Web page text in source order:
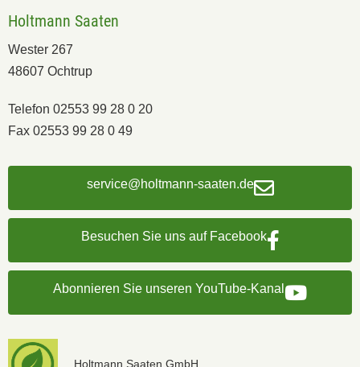
Holtmann Saaten
Wester 267
48607 Ochtrup
Telefon 02553 99 28 0 20
Fax 02553 99 28 0 49
service@holtmann-saaten.de
Besuchen Sie uns auf Facebook
Abonnieren Sie unseren YouTube-Kanal
Holtmann Saaten GmbH